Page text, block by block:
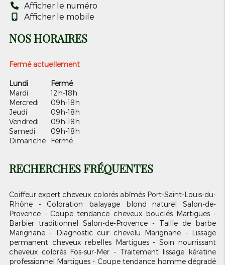
Afficher le numéro
Afficher le mobile
NOS HORAIRES
Fermé actuellement
Lundi
Fermé
Mardi
12h-18h
Mercredi
09h-18h
Jeudi
09h-18h
Vendredi
09h-18h
Samedi
09h-18h
Dimanche
Fermé
RECHERCHES FRÉQUENTES
Coiffeur expert cheveux colorés abîmés Port-Saint-Louis-du-
Rhône
Coloration balayage blond naturel Salon-de-
Provence
Coupe tendance cheveux bouclés Martigues
Barbier traditionnel Salon-de-Provence
Taille de barbe
Marignane
Diagnostic cuir chevelu Marignane
Lissage
permanent cheveux rebelles Martigues
Soin nourrissant
cheveux colorés Fos-sur-Mer
Traitement lissage kératine
professionnel Martigues
Coupe tendance homme dégradé